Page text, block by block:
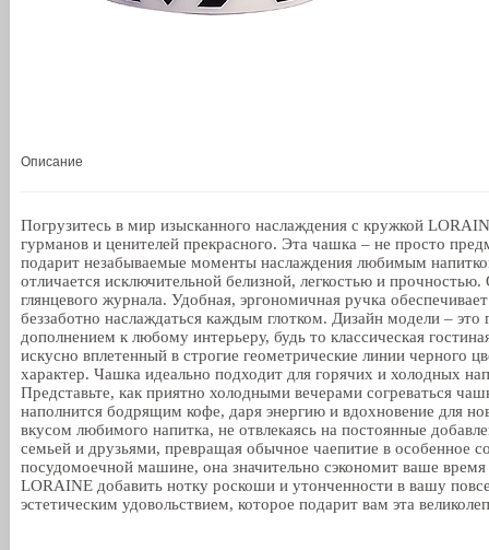
Описание
Погрузитесь в мир изысканного наслаждения с кружкой
гурманов и ценителей прекрасного. Эта чашка – не просто
подарит незабываемые моменты наслаждения любимым
отличается исключительной белизной, легкостью и
глянцевого журнала. Удобная, эргономичная ручка
беззаботно наслаждаться каждым глотком. Дизайн модели –
дополнением к любому интерьеру, будь то классическая
искусно вплетенный в строгие геометрические линии черного
характер. Чашка идеально подходит для горячих и холодных
Представьте, как приятно холодными вечерами согреваться
наполнится бодрящим кофе, даря энергию и вдохновение для
вкусом любимого напитка, не отвлекаясь на постоянные
семьей и друзьями, превращая обычное чаепитие в особенное
посудомоечной машине, она значительно сэкономит ваше
LORAINE добавить нотку роскоши и утонченности в вашу
эстетическим удовольствием, которое подарит вам эта